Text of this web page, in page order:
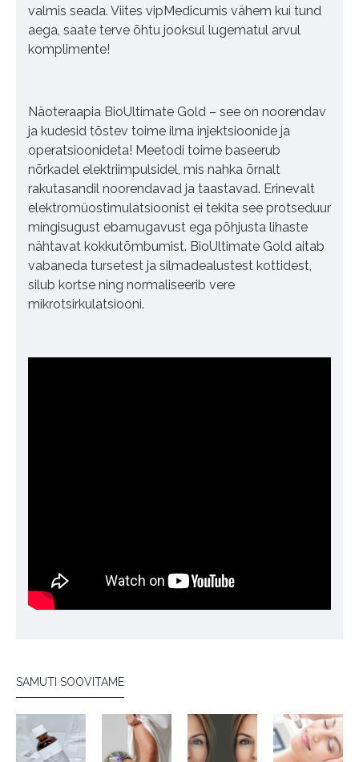
valmis seada. Viites vipMedicumis vähem kui tund
aega, saate terve õhtu jooksul lugematul arvul
komplimente!
Näoteraapia BioUltimate Gold – see on noorendav
ja kudesid tõstev toime ilma injektsioonide ja
operatsioonideta! Meetodi toime baseerub
nõrkadel elektriimpulsidel, mis nahka õrnalt
rakutasandil noorendavad ja taastavad. Erinevalt
elektromüostimulatsioonist ei tekita see protseduur
mingisugust ebamugavust ega põhjusta lihaste
nähtavat kokkutõmbumist. BioUltimate Gold aitab
vabaneda tursetest ja silmadealustest kottidest,
silub kortse ning normaliseerib vere
mikrotsirkulatsiooni.
SAMUTI SOOVITAME